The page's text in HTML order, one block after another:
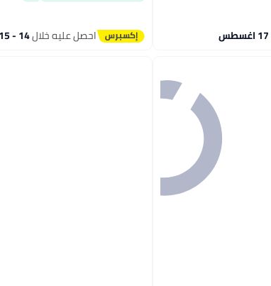
احصل عليه خلال14 - 15 اغسطس